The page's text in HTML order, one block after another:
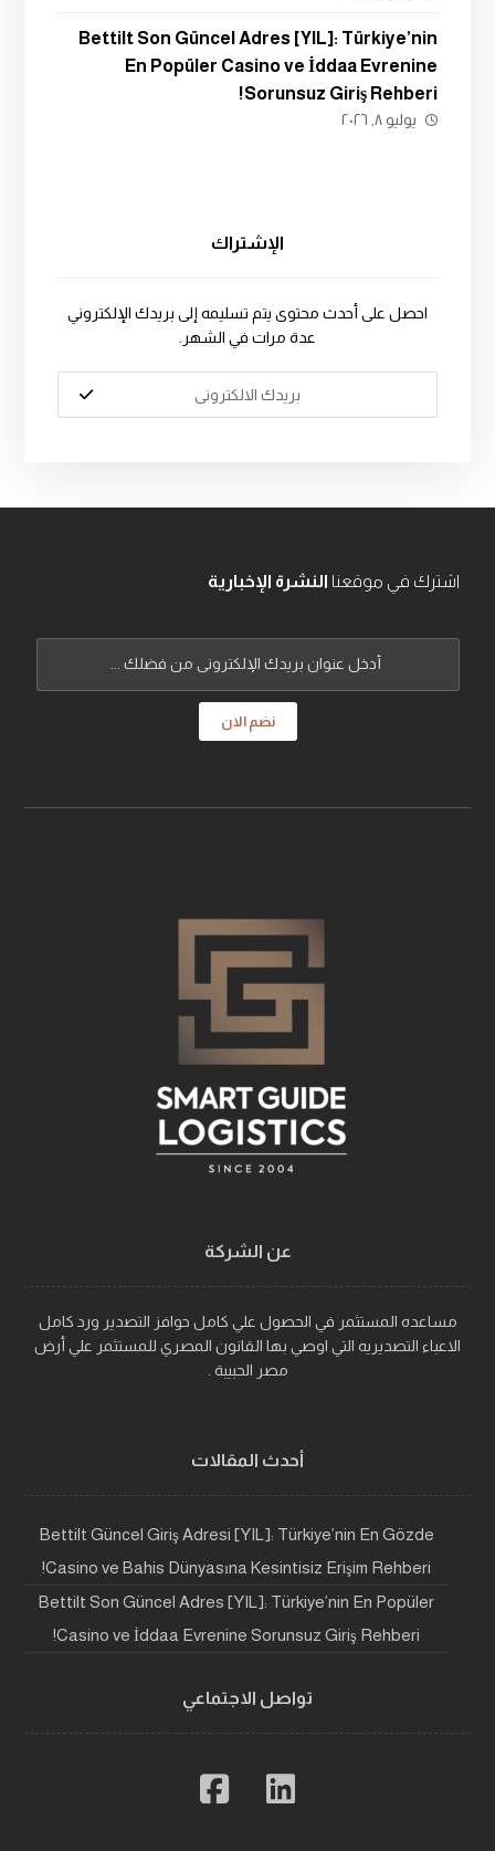
Bettilt Son Güncel Adres [YIL]: Türkiye’nin
En Popüler Casino ve İddaa Evrenine
Sorunsuz Giriş Rehberi!
يوليو ٨, ٢٠٢٦
الإشتراك
احصل على أحدث محتوى يتم تسليمه إلى بريدك الإلكتروني
عدة مرات في الشهر.
اشترك في موقعنا النشرة الإخبارية
نضم الان
عن الشركة
مساعده المستثمر في الحصول علي كامل حوافز التصدير ورد كامل
الاعباء التصديريه التي اوصي بها القانون المصري للمستثمر علي أرض
مصر الحبيبة .
أحدث المقالات
Bettilt Güncel Giriş Adresi [YIL]: Türkiye’nin En Gözde
Casino ve Bahis Dünyasına Kesintisiz Erişim Rehberi!
Bettilt Son Güncel Adres [YIL]: Türkiye’nin En Popüler
Casino ve İddaa Evrenine Sorunsuz Giriş Rehberi!
تواصل الاجتماعي